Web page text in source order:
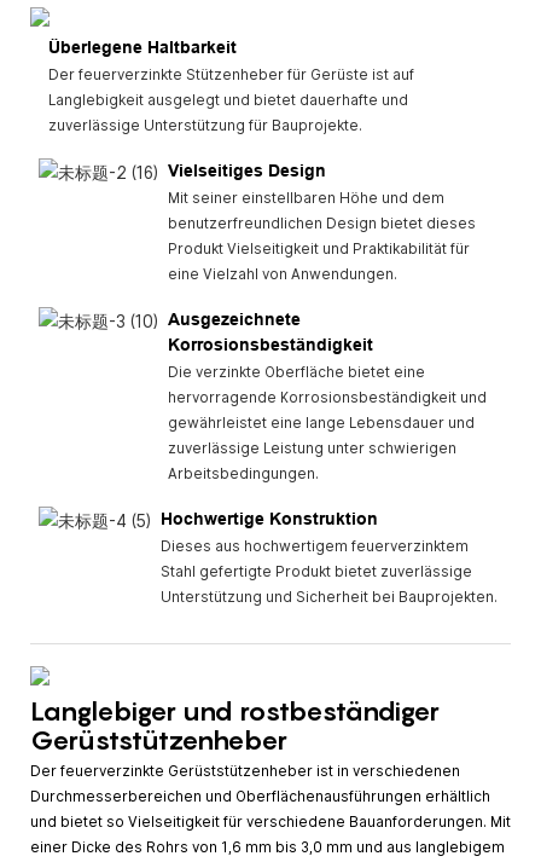
Überlegene Haltbarkeit
Der feuerverzinkte Stützenheber für Gerüste ist auf
Langlebigkeit ausgelegt und bietet dauerhafte und
zuverlässige Unterstützung für Bauprojekte.
Vielseitiges Design
Mit seiner einstellbaren Höhe und dem
benutzerfreundlichen Design bietet dieses
Produkt Vielseitigkeit und Praktikabilität für
eine Vielzahl von Anwendungen.
Ausgezeichnete
Korrosionsbeständigkeit
Die verzinkte Oberfläche bietet eine
hervorragende Korrosionsbeständigkeit und
gewährleistet eine lange Lebensdauer und
zuverlässige Leistung unter schwierigen
Arbeitsbedingungen.
Hochwertige Konstruktion
Dieses aus hochwertigem feuerverzinktem
Stahl gefertigte Produkt bietet zuverlässige
Unterstützung und Sicherheit bei Bauprojekten.
Langlebiger und rostbeständiger
Gerüststützenheber
Der feuerverzinkte Gerüststützenheber ist in verschiedenen
Durchmesserbereichen und Oberflächenausführungen erhältlich
und bietet so Vielseitigkeit für verschiedene Bauanforderungen. Mit
einer Dicke des Rohrs von 1,6 mm bis 3,0 mm und aus langlebigem